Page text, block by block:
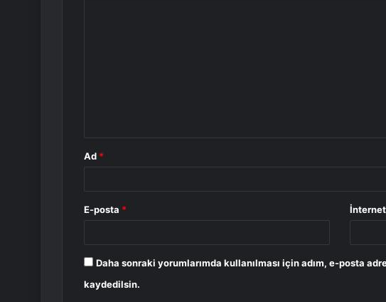
Ad *
E-posta *
Daha sonraki yorumlarımda kullanılması için adım, e-posta
kaydedilsin.